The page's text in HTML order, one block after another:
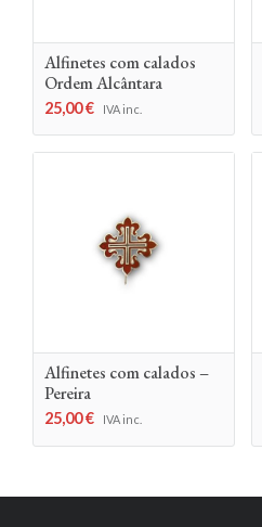
Alfinetes com calados
Ordem Alcântara
25,00€ IVA inc.
Alfinetes com calados –
Pereira
25,00€ IVA inc.